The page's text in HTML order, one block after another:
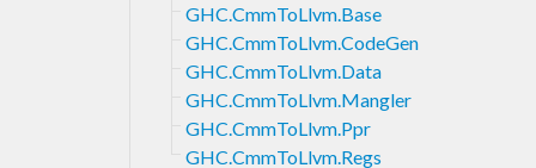
GHC.CmmToLlvm.Base
GHC.CmmToLlvm.CodeGen
GHC.CmmToLlvm.Data
GHC.CmmToLlvm.Mangler
GHC.CmmToLlvm.Ppr
GHC.CmmToLlvm.Regs